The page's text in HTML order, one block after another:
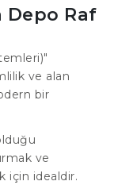
Depo Raf
ve alan
bir
ve
için idealdir.